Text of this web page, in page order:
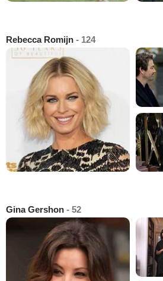
Rebecca Romijn - 124
Gina Gershon - 52